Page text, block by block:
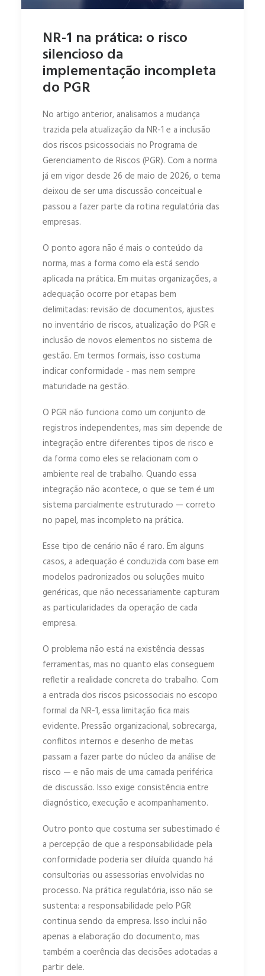
NR-1 na prática: o risco
silencioso da
implementação incompleta
do PGR
No artigo anterior, analisamos a mudança
trazida pela atualização da NR-1 e a inclusão
dos riscos psicossociais no Programa de
Gerenciamento de Riscos (PGR). Com a norma
já em vigor desde 26 de maio de 2026, o tema
deixou de ser uma discussão conceitual e
passou a fazer parte da rotina regulatória das
empresas.
O ponto agora não é mais o conteúdo da
norma, mas a forma como ela está sendo
aplicada na prática. Em muitas organizações, a
adequação ocorre por etapas bem
delimitadas: revisão de documentos, ajustes
no inventário de riscos, atualização do PGR e
inclusão de novos elementos no sistema de
gestão. Em termos formais, isso costuma
indicar conformidade - mas nem sempre
maturidade na gestão.
O PGR não funciona como um conjunto de
registros independentes, mas sim depende de
integração entre diferentes tipos de risco e
da forma como eles se relacionam com o
ambiente real de trabalho. Quando essa
integração não acontece, o que se tem é um
sistema parcialmente estruturado — correto
no papel, mas incompleto na prática.
Esse tipo de cenário não é raro. Em alguns
casos, a adequação é conduzida com base em
modelos padronizados ou soluções muito
genéricas, que não necessariamente capturam
as particularidades da operação de cada
empresa.
O problema não está na existência dessas
ferramentas, mas no quanto elas conseguem
refletir a realidade concreta do trabalho. Com
a entrada dos riscos psicossociais no escopo
formal da NR-1, essa limitação fica mais
evidente. Pressão organizacional, sobrecarga,
conflitos internos e desenho de metas
passam a fazer parte do núcleo da análise de
risco — e não mais de uma camada periférica
de discussão. Isso exige consistência entre
diagnóstico, execução e acompanhamento.
Outro ponto que costuma ser subestimado é
a percepção de que a responsabilidade pela
conformidade poderia ser diluída quando há
consultorias ou assessorias envolvidas no
processo. Na prática regulatória, isso não se
sustenta: a responsabilidade pelo PGR
continua sendo da empresa. Isso inclui não
apenas a elaboração do documento, mas
também a coerência das decisões adotadas a
partir dele.